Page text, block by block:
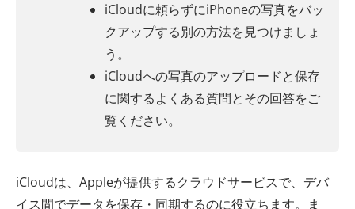
iCloudに頼らずにiPhoneの写真をバッ
クアップする別の方法を見つけましょ
う。
iCloudへの写真のアップロードと保存
に関するよくある質問とその回答をご
覧ください。
iCloudは、Appleが提供するクラウドサービスで、デバ
イス間でデータを保存・同期するのに役立ちます。ま